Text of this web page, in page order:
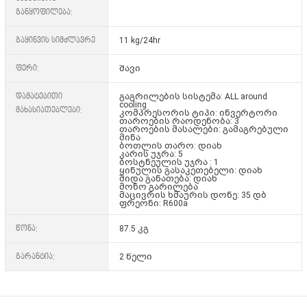
განყოფილება:
გაყინვის სიმძლავრე 11 kg/24hr
ფერი: შავი
დამატებითი
მახასიათებლები:
გაგრილების სისტემა: ALL around
cooling
კომპრესორის ტიპი: ინვერტორი
თაროების რაოდენობა: 3
თაროების მასალები: გამაგრებული
მინა
ბოთლის თარო: დიახ
კარის უჯრა: 5
ბოსტნეულის უჯრა : 1
ყინულის გასაკეთებელი: დიახ
შიდა განათება: დიახ
მონო გარილება
მაცივრის ხმაურის დონე: 35 დბ
ფრეონი: R600a
წონა: 87.5 კგ
გარანტია: 2 წელი